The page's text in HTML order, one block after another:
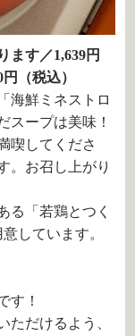
ます／1,639円
（税込）
海鮮ミネストロ
スープは美味！
喫してくださ
。お召し上がり
る「若鶏とつく
しています。
す！
ただけるよう、